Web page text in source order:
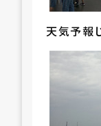
天気予報